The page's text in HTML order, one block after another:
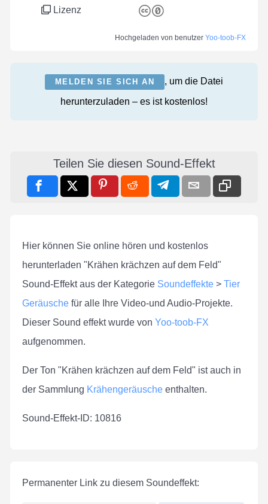
Lizenz
Hochgeladen von benutzer Yoo-toob-FX
MELDEN SIE SICH AN
, um die Datei
herunterzuladen – es ist kostenlos!
Teilen Sie diesen Sound-Effekt
Hier können Sie online hören und kostenlos
herunterladen "Krähen krächzen auf dem Feld"
Sound-Effekt aus der Kategorie Soundeffekte > Tier
Geräusche für alle Ihre Video-und Audio-Projekte.
Dieser Sound effekt wurde von Yoo-toob-FX
aufgenommen.
Der Ton "Krähen krächzen auf dem Feld" ist auch in
der Sammlung Krähengeräusche enthalten.
Sound-Effekt-ID: 10816
Permanenter Link zu diesem Soundeffekt: